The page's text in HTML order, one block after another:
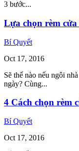
3 bước...
Lựa chọn rèm
Bí Quyết
Oct 17, 2016
Sẽ thế nào nếu ngôi
ngày? Cùng...
4 Cách chọn rèm
Bí Quyết
Oct 17, 2016